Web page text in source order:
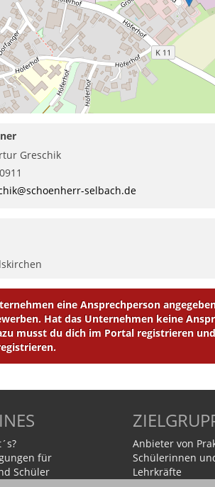
Greschik
selbach.de
eine Ansprechperson
Hat das Unternehmen keine
musst du dich im Portal registrieren
für
Schüler
Anbieter von
Schülerinnen
Lehrkräfte